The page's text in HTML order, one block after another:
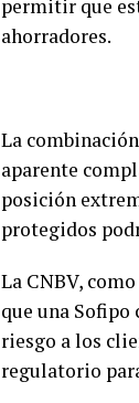
permitir que
ahorradores.
La
aparente
posición
protegidos
La CNBV,
que una Sofipo
riesgo a los
regulatorio